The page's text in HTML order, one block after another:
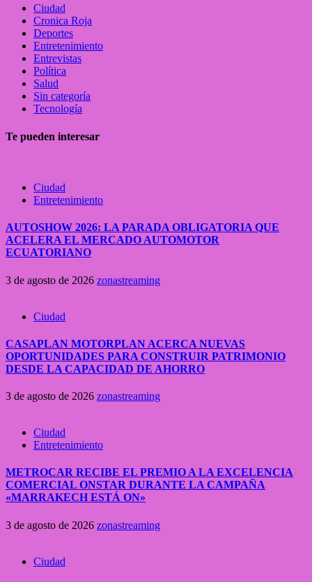
Ciudad
Cronica Roja
Deportes
Entretenimiento
Entrevistas
Política
Salud
Sin categoría
Tecnología
Te pueden interesar
Ciudad
Entretenimiento
AUTOSHOW 2026: LA PARADA OBLIGATORIA QUE
ACELERA EL MERCADO AUTOMOTOR
ECUATORIANO
3 de agosto de 2026 zonastreaming
Ciudad
CASAPLAN MOTORPLAN ACERCA NUEVAS
OPORTUNIDADES PARA CONSTRUIR PATRIMONIO
DESDE LA CAPACIDAD DE AHORRO
3 de agosto de 2026 zonastreaming
Ciudad
Entretenimiento
METROCAR RECIBE EL PREMIO A LA EXCELENCIA
COMERCIAL ONSTAR DURANTE LA CAMPAÑA
«MARRAKECH ESTÁ ON»
3 de agosto de 2026 zonastreaming
Ciudad